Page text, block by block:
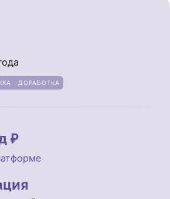
ДОРАБОТКА
₽